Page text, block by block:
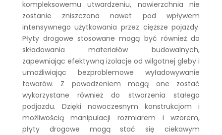
kompleksowemu utwardzeniu, nawierzchnia nie
zostanie zniszczona nawet pod wpływem
intensywnego użytkowania przez cięższe pojazdy.
Płyty drogowe stosowane mogą być również do
składowania materiałów budowalnych,
zapewniając efektywną izolacje od wilgotnej gleby i
umożliwiając bezproblemowe wyładowywanie
towarów. Z powodzeniem mogą one zostać
wykorzystane również do stworzenia stałego
podjazdu. Dzięki nowoczesnym konstrukcjom i
możliwością manipulacji rozmiarem i wzorem,
płyty drogowe mogą stać się ciekawym